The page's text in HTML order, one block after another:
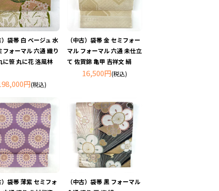
袋帯 白 ベージュ 水
フォーマル 六通 織り
に笹 丸に花 洛風林
円(税込)
（中古）袋帯 金 セミフォー
マル フォーマル 六通 未仕立
て 佐賀錦 亀甲 吉祥文 絹
16,500円(税込)
袋帯 薄紫 セミフォ
（中古）袋帯 黒 フォーマル